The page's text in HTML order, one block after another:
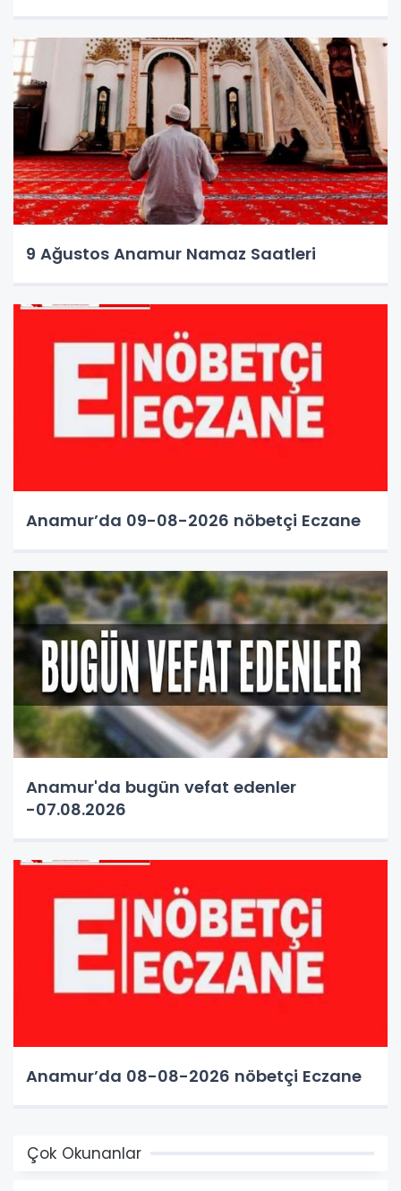
9 Ağustos Anamur Namaz Saatleri
Anamur’da 09-08-2026 nöbetçi Eczane
Anamur'da bugün vefat edenler
-07.08.2026
Anamur’da 08-08-2026 nöbetçi Eczane
Çok Okunanlar